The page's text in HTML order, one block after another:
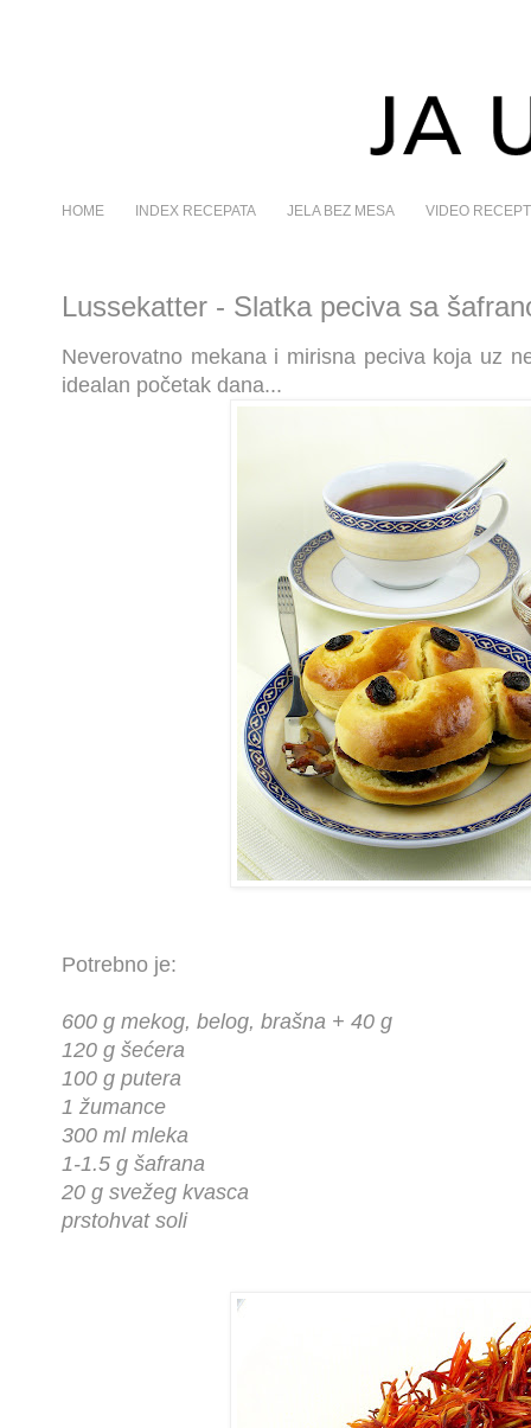
HOME INDEX RECEPATA JELA BEZ MESA VIDEO
Lussekatter - Slatka peciva sa
Neverovatno mekana i mirisna peciva koja uz
idealan početak dana...
Potrebno je:
600 g mekog, belog, brašna + 40 g
120 g šećera
100 g putera
1 žumance
300 ml mleka
1-1.5 g šafrana
20 g svežeg kvasca
prstohvat soli